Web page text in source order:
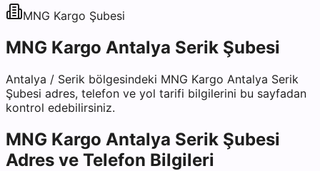
MNG Kargo Şubesi
MNG Kargo Antalya Serik Şubesi
Antalya / Serik bölgesindeki MNG Kargo Antalya Serik
Şubesi adres, telefon ve yol tarifi bilgilerini bu sayfadan
kontrol edebilirsiniz.
MNG Kargo Antalya Serik Şubesi
Adres ve Telefon Bilgileri